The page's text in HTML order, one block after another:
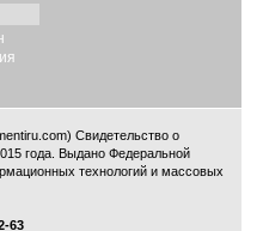
Свидетельство о
года. Выдано Федеральной
технологий и массовых
63